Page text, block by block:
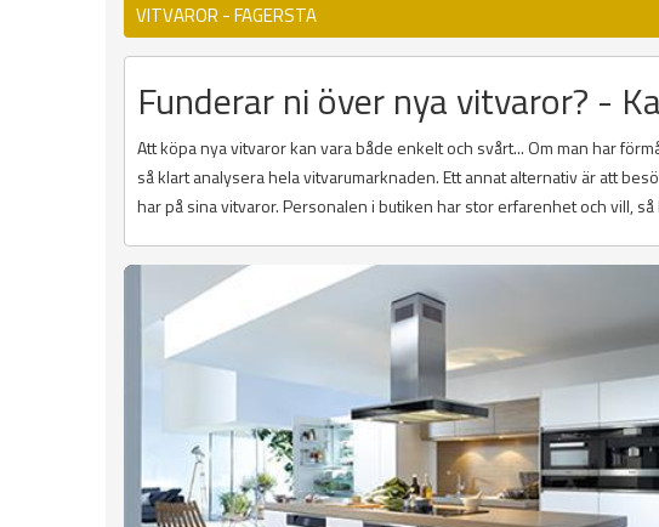
VITVAROR - FAGERSTA
Funderar ni över nya vitvaror? -
Att köpa nya vitvaror kan vara både enkelt och svårt... Om man har
så klart analysera hela vitvarumarknaden. Ett annat alternativ är att
har på sina vitvaror. Personalen i butiken har stor erfarenhet och vill,